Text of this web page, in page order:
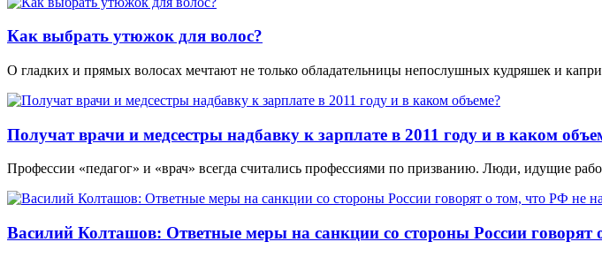
Как выбрать утюжок для волос?
О гладких и прямых волосах мечтают не только обладательницы непослушных кудряшек и
Получат врачи и медсестры надбавку к зарплате в 2011 году и в каком
Профессии «педагог» и «врач» всегда считались профессиями по призванию. Люди, идущие
Василий Колташов: Ответные меры на санкции со стороны России